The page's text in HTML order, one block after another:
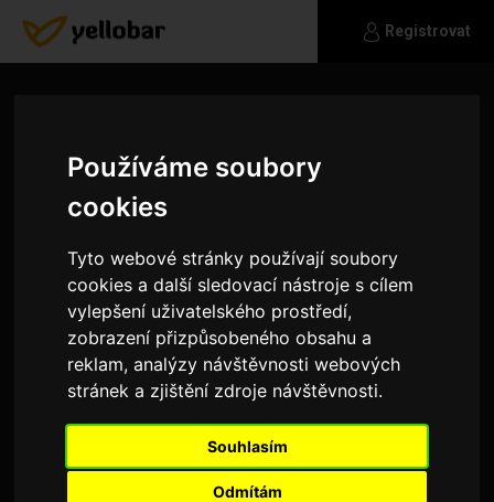
Používáme soubory
cookies
Tyto webové stránky používají soubory
cookies a další sledovací nástroje s cílem
vylepšení uživatelského prostředí,
zobrazení přizpůsobeného obsahu a
reklam, analýzy návštěvnosti webových
stránek a zjištění zdroje návštěvnosti.
Souhlasím
Odmítám
Registrovat
_jiri_